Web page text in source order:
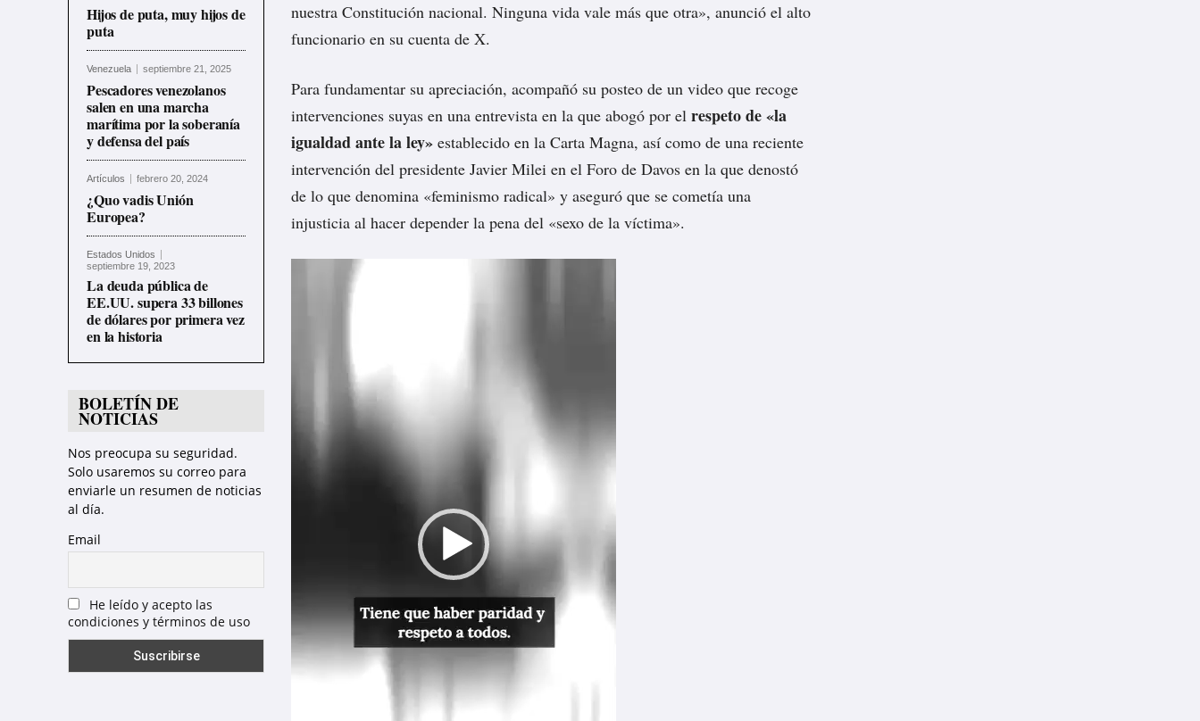
Hijos de puta, muy hijos de
puta
Venezuela septiembre 21, 2025
Pescadores venezolanos
salen en una marcha
marítima por la soberanía
y defensa del país
Artículos febrero 20, 2024
¿Quo vadis Unión
Europea?
Estados Unidos
septiembre 19, 2023
La deuda pública de
EE.UU. supera 33 billones
de dólares por primera vez
en la historia
BOLETÍN DE
NOTICIAS
Nos preocupa su seguridad.
Solo usaremos su correo para
enviarle un resumen de noticias
al día.
Email
He leído y acepto las
condiciones y términos de uso
nuestra Constitución nacional. Ninguna vida vale más que otra», anunció el alto
funcionario en su cuenta de X.
Para fundamentar su apreciación, acompañó su posteo de un video que recoge
intervenciones suyas en una entrevista en la que abogó por el respeto de «la
igualdad ante la ley» establecido en la Carta Magna, así como de una reciente
intervención del presidente Javier Milei en el Foro de Davos en la que denostó
de lo que denomina «feminismo radical» y aseguró que se cometía una
injusticia al hacer depender la pena del «sexo de la víctima».
v
í
d